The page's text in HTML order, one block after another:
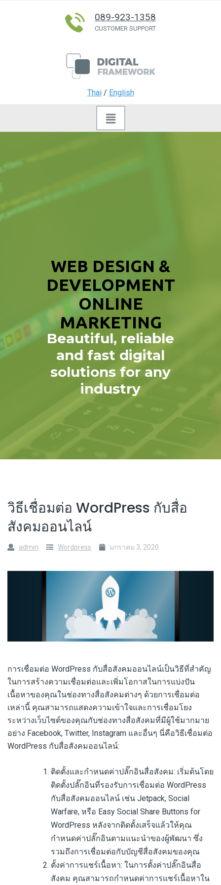
089-923-1358
CUSTOMER SUPPORT
Thai/ English
WEB DESIGN &
DEVELOPMENT
ONLINE
MARKETING
Beautiful, reliable
and fast digital
solutions for any
industry
วิธีเชื่อมต่อ WordPress กับสื่อ
สังคมออนไลน์
admin Wordpress มกราคม 3, 2020
การเชื่อมต่อ WordPress กับสื่อสังคมออนไลน์เป็นวิธีที่สำคัญ
ในการสร้างความเชื่อมต่อและเพิ่มโอกาสในการแบ่งปัน
เนื้อหาของคุณในช่องทางสื่อสังคมต่างๆ ด้วยการเชื่อมต่อ
เหล่านี้ คุณสามารถแสดงความเข้าใจและการเชื่อมโยง
ระหว่างเว็บไซต์ของคุณกับช่องทางสื่อสังคมที่มีผู้ใช้มากมาย
อย่าง Facebook, Twitter, Instagram และอื่นๆ นี่คือวิธีเชื่อมต่อ
WordPress กับสื่อสังคมออนไลน์:
ติดตั้งและกำหนดค่าปลั๊กอินสื่อสังคม: เริ่มต้นโดย
ติดตั้งปลั๊กอินที่รองรับการเชื่อมต่อ WordPress
กับสื่อสังคมออนไลน์ เช่น Jetpack, Social
Warfare, หรือ Easy Social Share Buttons for
WordPress หลังจากติดตั้งเสร็จแล้วให้คุณ
กำหนดค่าปลั๊กอินตามแนะนำของผู้พัฒนา ซึ่ง
รวมถึงการเชื่อมต่อกับบัญชีสื่อสังคมของคุณ
ตั้งค่าการแชร์เนื้อหา: ในการตั้งค่าปลั๊กอินสื่อ
สังคม คุณสามารถกำหนดค่าการแชร์เนื้อหาใน